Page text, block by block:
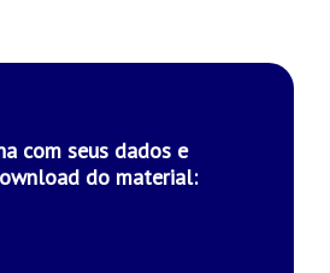
com seus dados e
do material: